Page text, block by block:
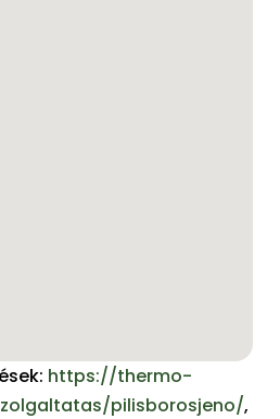
https://thermo-
pilisborosjeno/,